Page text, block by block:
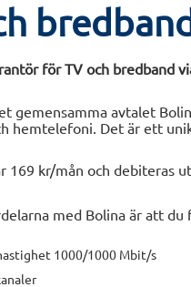
för TV och bredband
gemensamma avtalet
hemtelefoni. Det är ett
169 kr/mån och debiteras
med Bolina är att
1000/1000 Mbit/s